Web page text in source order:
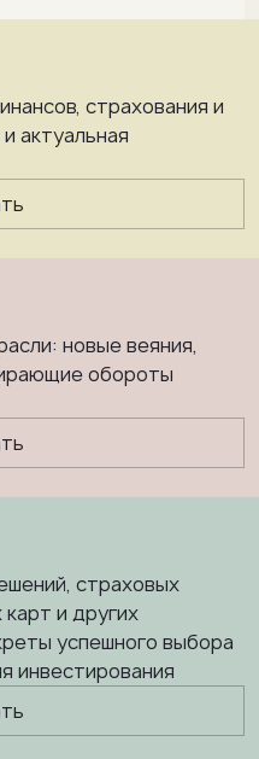
страхования и
актуальная
новые веяния,
обороты
страховых
и других
успешного выбора
инвестирования